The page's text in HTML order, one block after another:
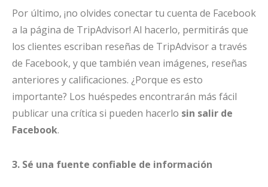
Por último, ¡no olvides conectar tu cuenta de Facebook
a la página de TripAdvisor! Al hacerlo, permitirás que
los clientes escriban reseñas de TripAdvisor a través
de Facebook, y que también vean imágenes, reseñas
anteriores y calificaciones. ¿Porque es esto
importante? Los huéspedes encontrarán más fácil
publicar una crítica si pueden hacerlo sin salir de
Facebook.
3. Sé una fuente confiable de información